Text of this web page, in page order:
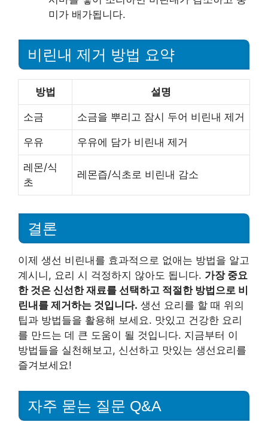
미가 배가됩니다.
비린내 제거 방법 요약
방법 설명
소금 소금을 뿌리고 잠시 두어 비린내 제거
우유 우유에 담가 비린내 제거
레몬/식
초
레몬즙/식초로 비린내 감소
결론
이제 생선 비린내를 효과적으로 없애는 방법을 알고
계시니, 요리 시 걱정하지 않아도 됩니다. 가장 중요
한 것은 신선한 재료를 선택하고 적절한 방법으로 비
린내를 제거하는 것입니다. 생선 요리를 할 때 위의
팁과 방법들을 활용해 보세요. 맛있고 건강한 요리
를 만드는 데 큰 도움이 될 것입니다. 지금부터 이
방법들을 실천해보고, 신선하고 맛있는 생선요리를
즐겨보세요!
자주 묻는 질문 Q&A